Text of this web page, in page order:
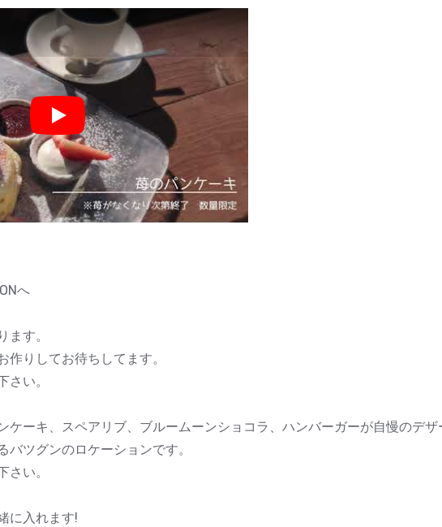
Play
へ
ます。
作りしてお待ちしてます。
さい。
ケーキ、スペアリブ、ブルームーンショコラ、ハンバーガーが自慢のデザ
バツグンのロケーションです。
さい。
に入れます!